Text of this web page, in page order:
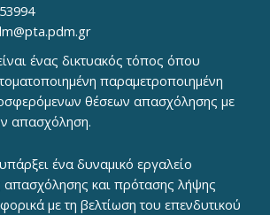
ένας δικτυακός τόπος όπου
παραμετροποιημένη
θέσεων απασχόλησης με
απασχόληση.
ένα δυναμικό εργαλείο
απασχόλησης και πρότασης λήψης
με τη βελτίωση του επενδυτικού